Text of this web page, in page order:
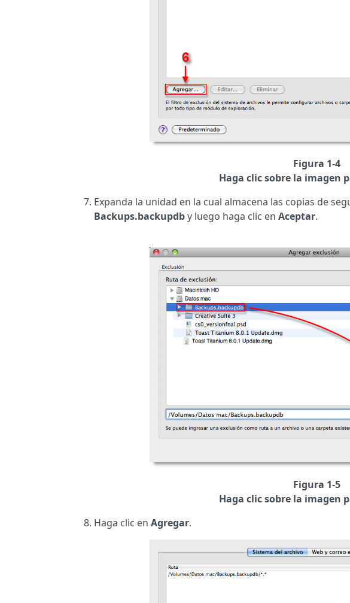
Figura 1-4
Haga clic sobre la imagen
Expanda la unidad en la cual almacena las copias de
Backups.backupdby luego haga clic en Aceptar.
Figura 1-5
Haga clic sobre la imagen
Haga clic en Agregar.